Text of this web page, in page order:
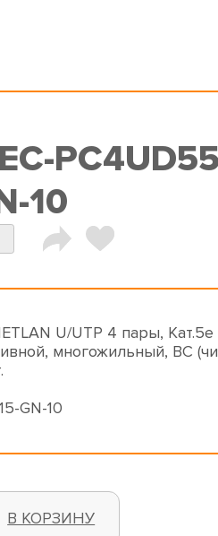
10
U/UTP 4 пары, Кат.5е
многожильный, BC
GN-10
В КОРЗИНУ